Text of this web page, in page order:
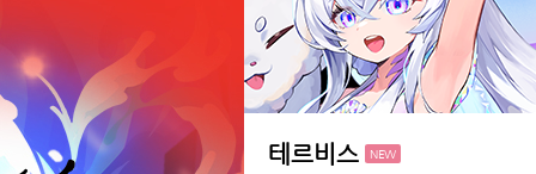
테르비스 NEW